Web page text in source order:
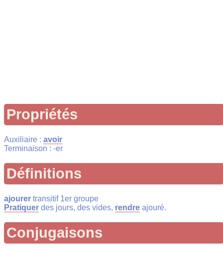
Propriétés
Auxiliaire : avoir
Terminaison : -er
Définitions
ajourer transitif 1er groupe
Pratiquer des jours, des vides, rendre ajouré.
Conjugaisons